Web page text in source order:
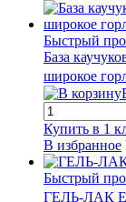
Быстрый
База
широкое
Купить в 1
В избранное
Быстрый
ГЕЛЬ-ЛАК